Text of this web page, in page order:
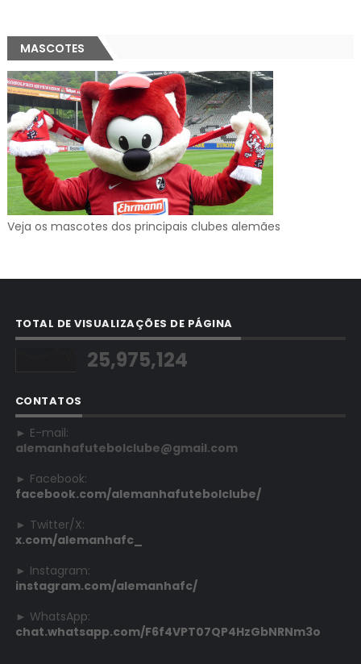
MASCOTES
Veja os mascotes dos principais clubes alemães
TOTAL DE VISUALIZAÇÕES DE PÁGINA
25,975,124
CONTATOS
► E-mail:
alemanhafutebolclube@gmail.com
► Facebook:
facebook.com/alemanhafutebolclube/
► Twitter/X:
x.com/alemanhafc_
► Instagram:
instagram.com/alemanhafc/
► WhatsApp:
chat.whatsapp.com/F6f4VPT07QP4HzGbNRNm3o